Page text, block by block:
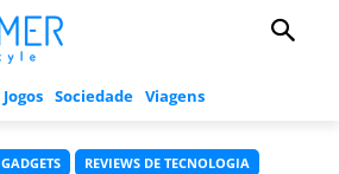
Jogos Sociedade Viagens
GADGETS REVIEWS DE TECNOLOGIA